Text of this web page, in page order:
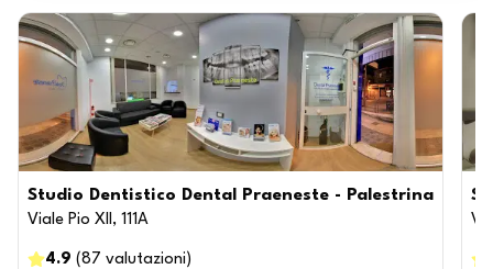
Studio Dentistico Dental Praeneste - Palestrina
Viale Pio XII, 111A
4.9 (87 valutazioni )